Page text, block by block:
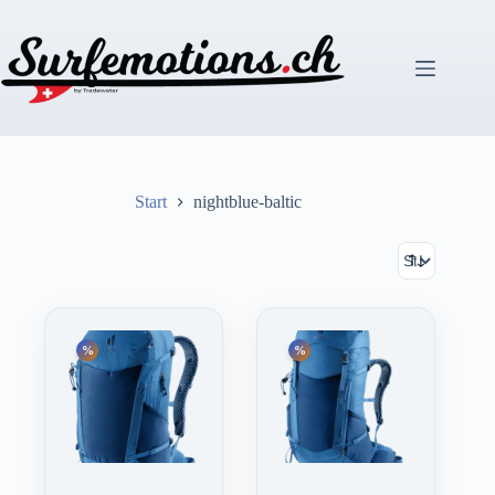
springen
Start nightblue-baltic